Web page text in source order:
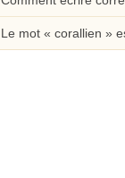
Le mot « corallien »